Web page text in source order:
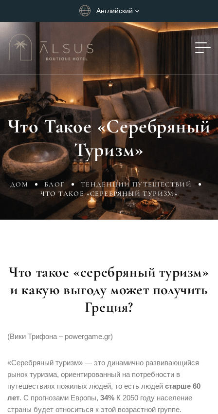
Английский
Что Такое «Серебряный
Туризм»
ДОМ БЛОГ
ТЕНДЕНЦИИ ПУТЕШЕСТВИЙ
ЧТО ТАКОЕ «СЕРЕБРЯНЫЙ ТУРИЗМ»
Что такое «серебряный туризм»
и какую выгоду может получить
Греция?
(Вики Трифона – powergame.gr)
«Серебряный туризм» — это динамично развивающийся
рынок туризма, ориентированный на потребности в
путешествиях пожилых людей, то есть людей старше 60
лет. С прогнозами Европы, 34% К 2050 году население
страны будет относиться к этой возрастной группе.